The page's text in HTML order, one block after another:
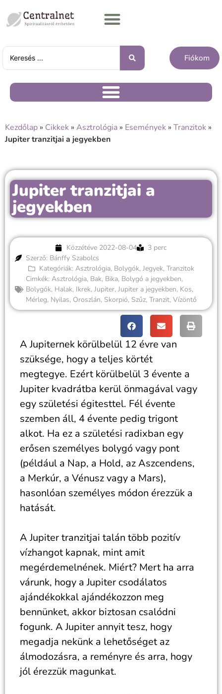
Fiókom
Kezdőlap » Cikkek » Asztrológia » Események » Tranzitok »
Jupiter tranzitjai a jegyekben
Jupiter tranzitjai a
jegyekben
Közzétéve 2022-08-04
3 perc
Szerző: Bánffy Szabolcs
Kategóriák: Asztrológia, Bolygók, Jegyek, Tranzitok
Cimkék: Asztrológia, Bak, Bika, Bolygó a jegyekben,
Bolygók, Halak, Ikrek, Jupiter, Jupiter a jegyekben, Kos,
Mérleg, Nyilas, Oroszlán, Skorpió, Szűz, Tranzit, Vízöntő
A Jupiternek körülbelül 12 évre van
szüksége, hogy a teljes körtét
megtegye. Ezért körülbelül 3 évente a
Jupiter kvadrátba kerül önmagával vagy
egy születési égitesttel. Fél évente
szemben áll, 4 évente pedig trigont
alkot. Ha ez a születési radixban egy
erősen személyes bolygó vagy pont
(például a Nap, a Hold, az Aszcendens,
a Merkúr, a Vénusz vagy a Mars),
hasonlóan személyes módon érezzük a
hatását.
A Jupiter tranzitjai talán több pozitív
vízhangot kapnak, mint amit
megérdemelnének. Miért? Mert ha arra
várunk, hogy a Jupiter csodálatos
ajándékokkal ajándékozzon meg
bennünket, akkor biztosan csalódni
fogunk. A Jupiter annyit tesz, hogy
megadja nekünk a lehetőséget az
álmodozásra, a reményre és arra, hogy
jól érezzük magunkat.